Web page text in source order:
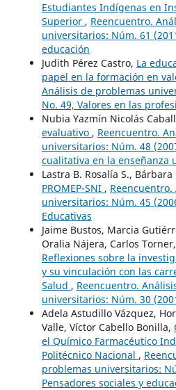
Estudiantes Indígenas en
Superior , Reencuentro.
universitarios: Núm. 61
educación
Judith Pérez Castro, La
papel en la formación en
Análisis de problemas
No. 49, Valores en las
Nubia Yazmín Nicolás
evaluativo , Reencuentro.
universitarios: Núm. 48
cualitativa en la enseñanza
Lastra B. Rosalía S.,
PROMEP-SNI ,
universitarios: Núm. 45
Educativas
Jaime Bustos, Marcia
Oralia Nájera, Carlos
Reflexiones sobre la
y su vinculación con las
Salud , Reencuentro.
universitarios: Núm. 30
Adela Astudillo Vázquez,
Valle, Víctor Cabello Bonilla,
el Químico Farmacéutico
Politécnico Nacional ,
problemas universitarios:
Pensadores sociales y